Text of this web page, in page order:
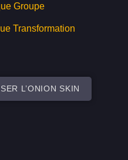
Groupe
Transformation
L’ONION SKIN